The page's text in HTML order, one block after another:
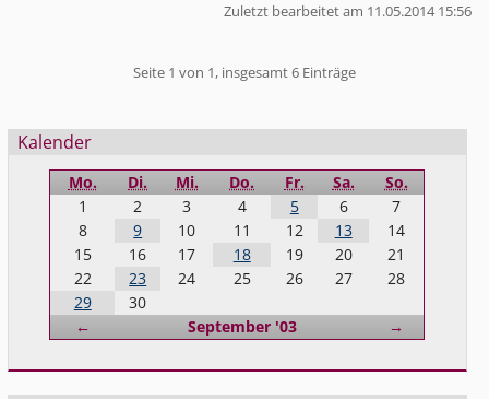
Zuletzt bearbeitet am 11.05.2014 15:56
Seite 1 von 1, insgesamt 6 Einträge
Seitenleiste
Kalender
Mo. Di. Mi. Do. Fr. Sa. So.
← September '03 Vorwärts
→
1 2 3 4 5 6
7
8
9 10 11 12 13
14
15
16 17 18 19 20
21
22
23 24 25 26 27
28
29
30